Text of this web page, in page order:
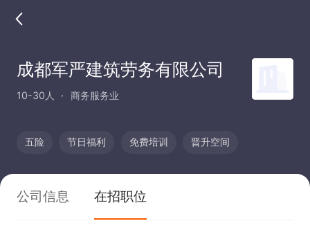
成都军严建筑劳务有限公司
10-30人 商务服务业
五险 节日福利 免费培训 晋升空间
公司信息 在招职位